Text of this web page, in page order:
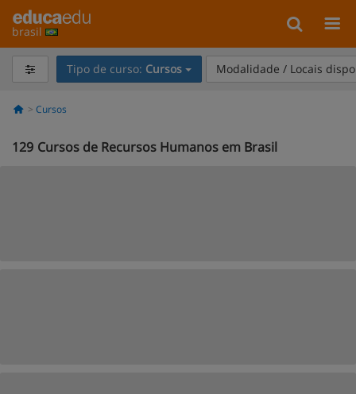
brasil
Tipo de curso: Cursos Modalidade / Locais
Cursos
129 Cursos de Recursos Humanos em Brasil